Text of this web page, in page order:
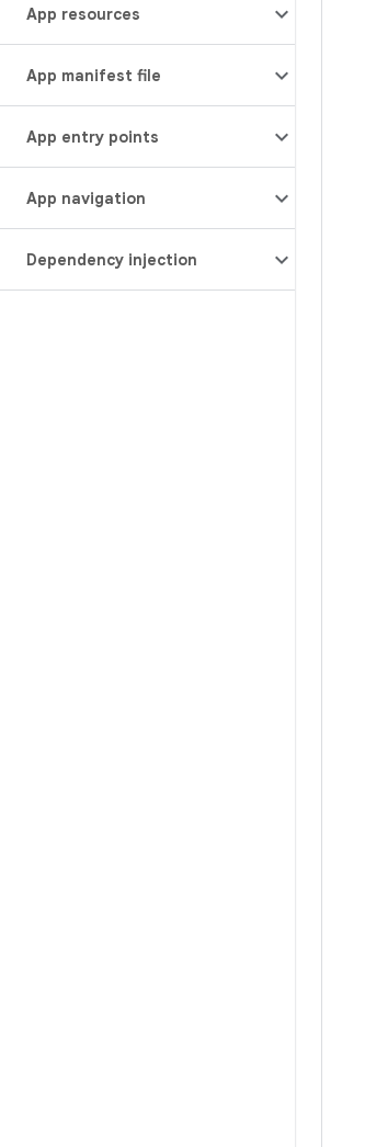
App resources
App manifest file
App entry points
App navigation
Dependency injection